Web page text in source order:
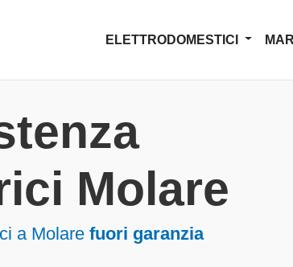
ELETTRODOMESTICI
Molare
a Molare fuori garanzia